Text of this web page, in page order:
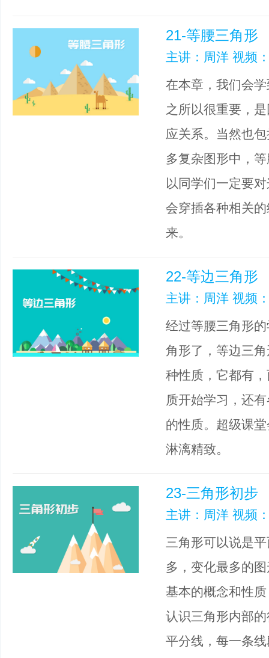
21-等腰三角形
主讲：周洋 视频
在本章，我们会
之所以很重要，
应关系。当然也
多复杂图形中，
以同学们一定要
会穿插各种相关
来。
22-等边三角形
主讲：周洋 视频
经过等腰三角形
角形了，等边三
种性质，它都有
质开始学习，还
的性质。超级课
淋漓精致。
23-三角形初步
主讲：周洋 视频
三角形可以说是
多，变化最多的
基本的概念和性
认识三角形内部
平分线，每一条